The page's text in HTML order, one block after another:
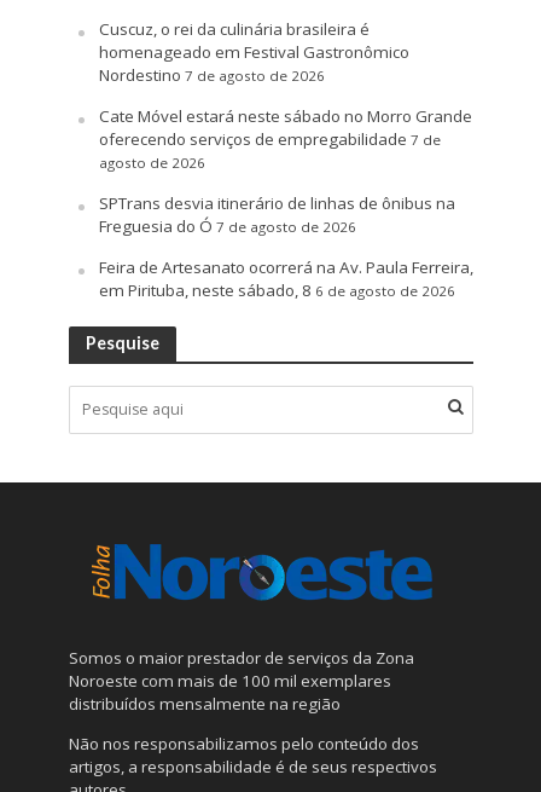
Cuscuz, o rei da culinária brasileira é
homenageado em Festival Gastronômico
Nordestino 7 de agosto de 2026
Cate Móvel estará neste sábado no Morro Grande
oferecendo serviços de empregabilidade 7 de
agosto de 2026
SPTrans desvia itinerário de linhas de ônibus na
Freguesia do Ó 7 de agosto de 2026
Feira de Artesanato ocorrerá na Av. Paula Ferreira,
em Pirituba, neste sábado, 8 6 de agosto de 2026
Pesquise
Somos o maior prestador de serviços da Zona
Noroeste com mais de 100 mil exemplares
distribuídos mensalmente na região
Não nos responsabilizamos pelo conteúdo dos
artigos, a responsabilidade é de seus respectivos